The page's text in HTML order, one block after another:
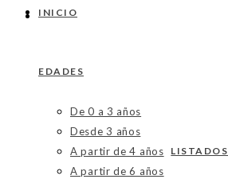
INICIO
EDADES
De 0 a 3 años
Desde 3 años
A partir de 4 años
A partir de 6 años
LISTADOS